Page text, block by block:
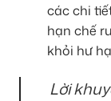
các chi
hạn chế
khỏi hư
Lời